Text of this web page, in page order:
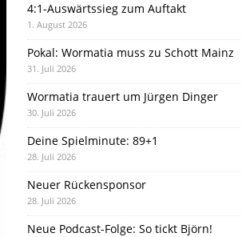
4:1-Auswärtssieg zum Auftakt
1. August 2026
Pokal: Wormatia muss zu Schott Mainz
31. Juli 2026
Wormatia trauert um Jürgen Dinger
30. Juli 2026
Deine Spielminute: 89+1
28. Juli 2026
Neuer Rückensponsor
28. Juli 2026
Neue Podcast-Folge: So tickt Björn!